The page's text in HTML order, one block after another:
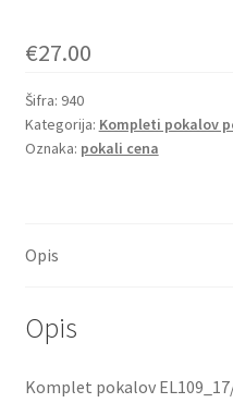
€27.00
Šifra: 940
Kategorija: Kompleti pokalov
Oznaka: pokali cena
Opis
Opis
Komplet pokalov